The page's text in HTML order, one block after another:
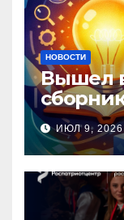
НОВОСТИ
Вышел
ИЮЛ 9, 2026